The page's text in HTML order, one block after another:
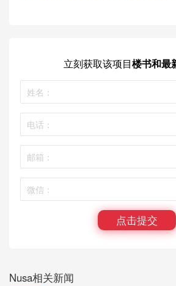
立刻获取该项目楼书和最
点击提交
Nusa相关新闻